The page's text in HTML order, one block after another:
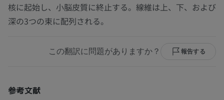
核に起始し、小脳皮質に終止する。線維は上、下、および
深の3つの束に配列される。
この翻訳に問題がありますか？ 報告する
参考文献